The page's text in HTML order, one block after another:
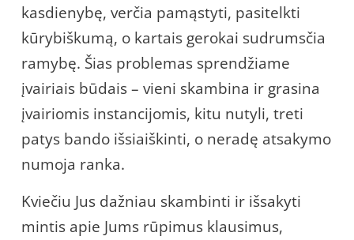
kasdienybę, verčia pamąstyti, pasitelkti
kūrybiškumą, o kartais gerokai sudrumsčia
ramybę. Šias problemas sprendžiame
įvairiais būdais – vieni skambina ir grasina
įvairiomis instancijomis, kitu nutyli, treti
patys bando išsiaiškinti, o neradę atsakymo
numoja ranka.
Kviečiu Jus dažniau skambinti ir išsakyti
mintis apie Jums rūpimus klausimus,